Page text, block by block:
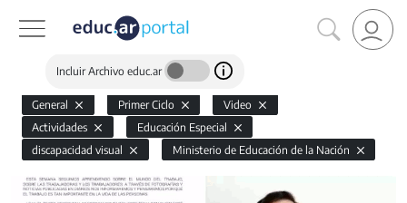
Incluir Archivo educ.ar
General Primer Ciclo
Video
Actividades
Educación Especial
discapacidad visual
Ministerio de Educación de la Nación